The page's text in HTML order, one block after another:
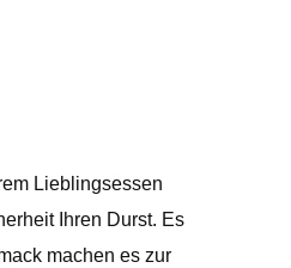
Lieblingsessen
Ihren Durst. Es
machen es zur